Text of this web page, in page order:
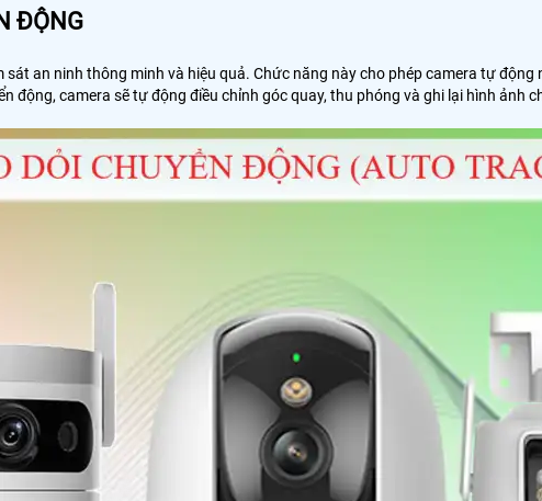
ĐỘNG
sát an ninh thông minh và hiệu quả. Chức năng này cho phép camera tự
camera sẽ tự động điều chỉnh góc quay, thu phóng và ghi lại hình ảnh